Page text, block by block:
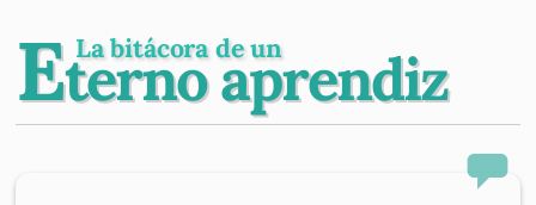
Eterno aprendiz
La bitácora de un